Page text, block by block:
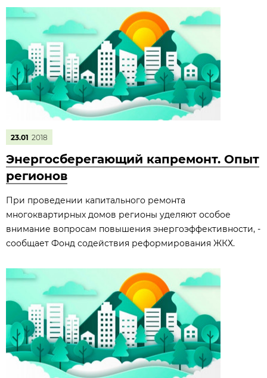
23.01 2018
Энергосберегающий капремонт. Опыт
регионов
При проведении капитального ремонта
многоквартирных домов регионы уделяют особое
внимание вопросам повышения энергоэффективности, -
сообщает Фонд содействия реформирования ЖКХ.